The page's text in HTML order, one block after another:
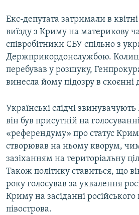
Екс-депутата затримали в
виїзду з Криму на материкову
співробітники СБУ спільно з
Держприкордонслужбою.
перебував у розшуку,
винесла йому підозру в скоєнні
Українські слідчі
він був присутній на
«референдуму» про статус
створював на ньому кворум,
зазіханням на територіальну
Також політику ставиться, що
року голосував за ухвалення
Криму на засіданні
півострова.